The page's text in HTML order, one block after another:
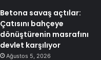
Betona savaş açtılar:
Çatısını bahçeye
dönüştürenin masrafını
devlet karşılıyor
Ağustos 5, 2026